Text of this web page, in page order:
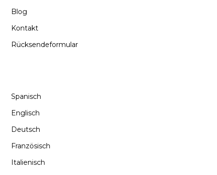
Blog
Kontakt
Rücksendeformular
Spanisch
Englisch
Deutsch
Französisch
Italienisch